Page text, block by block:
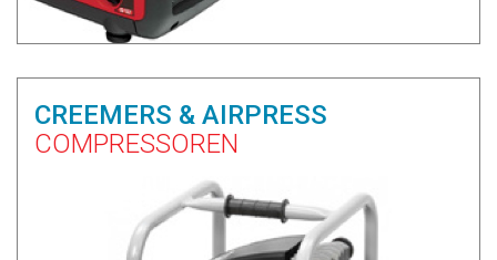
CREEMERS & AIRPRESS
COMPRESSOREN